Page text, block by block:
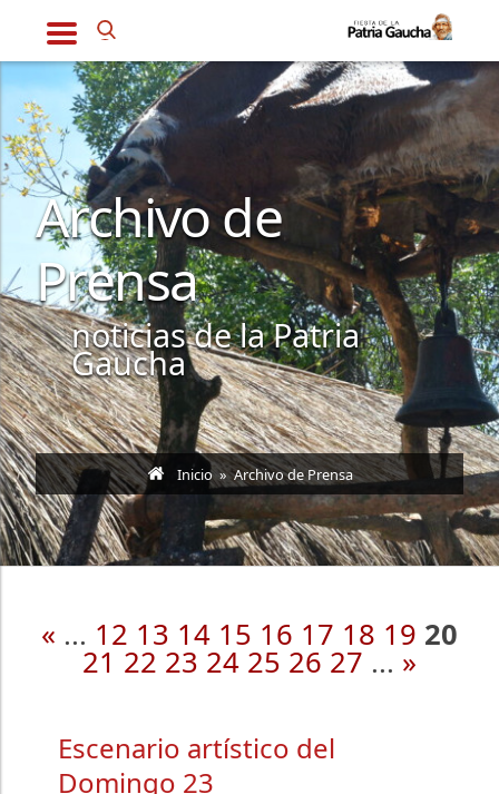
Archivo de
Prensa
noticias de la Patria
Gaucha
Inicio» Archivo de Prensa
« ... 12 13 14 15 16 17 18 19 20
21 22 23 24 25 26 27 ... »
Escenario artístico del
Domingo 23